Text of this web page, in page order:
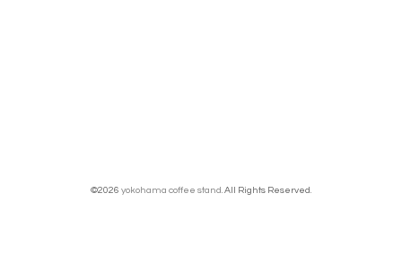
©2026 yokohama coffee stand . All Rights Reserved.